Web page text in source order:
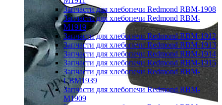
Запчасти для хлебопечи Redmond RBM-1908
Запчасти для хлебопечи Redmond RBM-
M1919
Запчасти для хлебопечи Redmond RBM-1912
Запчасти для хлебопечи Redmond RBM-1913
Запчасти для хлебопечи Redmond RBM-1914
Запчасти для хлебопечи Redmond RBM-1915
Запчасти для хлебопечи Redmond RBM-
CBM1939
Запчасти для хлебопечи Redmond RBM-
M1909